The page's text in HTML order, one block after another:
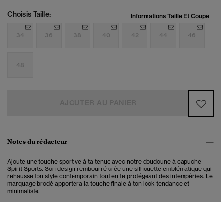
Choisis Taille: Informations Taille Et Coupe
34 36 38 40 42 44 46
48
Notes du rédacteur
Ajoute une touche sportive à ta tenue avec notre doudoune à capuche
Spirit Sports. Son design rembourré crée une silhouette emblématique qui
rehausse ton style contemporain tout en te protégeant des intempéries. Le
marquage brodé apportera la touche finale à ton look tendance et
minimaliste.